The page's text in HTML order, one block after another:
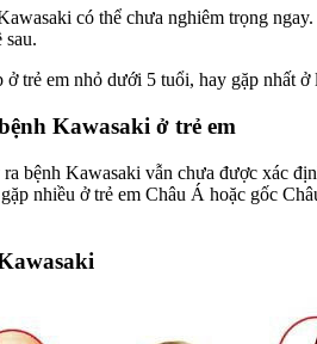
có thể chưa nghiêm trọng
sau.
trẻ em nhỏ dưới 5 tuổi, hay gặp nhất
Kawasaki ở trẻ em
bệnh Kawasaki vẫn chưa được xác
nhiều ở trẻ em Châu Á hoặc gốc